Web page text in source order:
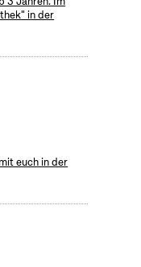
in der
euch in der